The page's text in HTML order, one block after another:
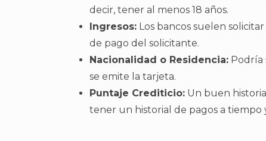
decir, tener al menos 18 años.
Ingresos: Los bancos suelen
de pago del solicitante.
Nacionalidad o Residencia: Podría
se emite la tarjeta.
Puntaje Crediticio: Un buen
tener un historial de pagos a